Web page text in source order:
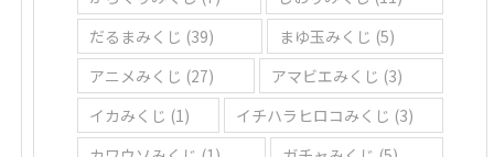
だるまみくじ (39) まゆ玉みくじ (5)
アニメみくじ (27) アマビエみくじ (3)
イカみくじ (1) イチハラヒロコみくじ (3)